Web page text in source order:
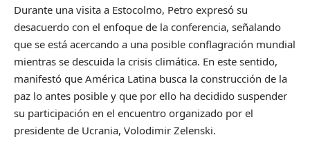
Durante una visita a Estocolmo, Petro expresó su
desacuerdo con el enfoque de la conferencia, señalando
que se está acercando a una posible conflagración mundial
mientras se descuida la crisis climática. En este sentido,
manifestó que América Latina busca la construcción de la
paz lo antes posible y que por ello ha decidido suspender
su participación en el encuentro organizado por el
presidente de Ucrania, Volodimir Zelenski.